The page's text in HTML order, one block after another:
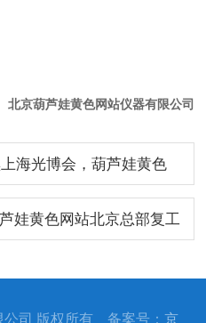
北京葫芦娃黄色网站仪器有限公司
海光博会，葫芦娃黄色
娃黄色网站北京总部复工
司 版权所有 备案号：京